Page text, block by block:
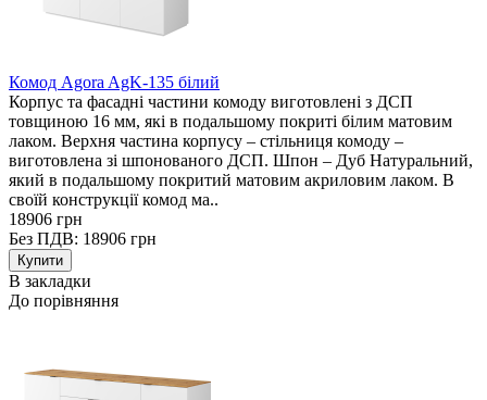
Комод Agora AgK-135 білий
Корпус та фасадні частини комоду виготовлені з ДСП
товщиною 16 мм, які в подальшому покриті білим матовим
лаком. Верхня частина корпусу – стільниця комоду –
виготовлена зі шпонованого ДСП. Шпон – Дуб Натуральний,
який в подальшому покритий матовим акриловим лаком. В
своїй конструкції комод ма..
18906 грн
Без ПДВ: 18906 грн
В закладки
До порівняння